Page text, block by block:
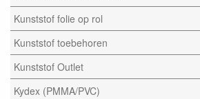
Kunststof folie op rol
Kunststof toebehoren
Kunststof Outlet
Kydex (PMMA/PVC)